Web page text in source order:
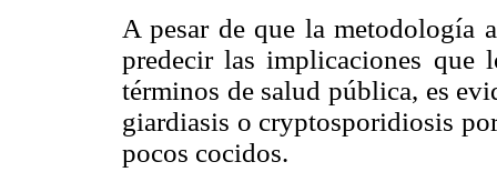
A pesar de que la metodología
predecir las implicaciones que
términos de salud pública, es
giardiasis o cryptosporidiosis
pocos cocidos.